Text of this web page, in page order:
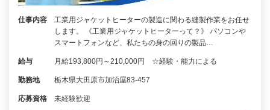
仕事内容
工業用ジャケットヒーターの製造に関わる縫製作業をお任せ
します。 《工業用ジャケットヒーターって？》 パソコンや
スマートフォンなど、私たちの身の回りの製品…
給与 月給193,800円～210,000円 ☆経験・能力による
勤務地 栃木県大田原市加治屋83-457
応募資格 未経験歓迎